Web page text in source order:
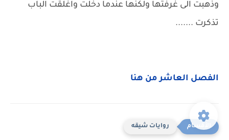
وذهبت الى غرفتها ولكنها عندما دخلت واغلقت الباب
تذكرت .......
الفصل العاشر من هنا
روايات شيقه